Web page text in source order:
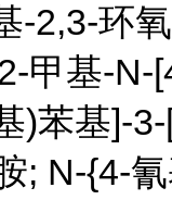
-2,3-环
甲基-N-
)苯基]-
; N-{4-